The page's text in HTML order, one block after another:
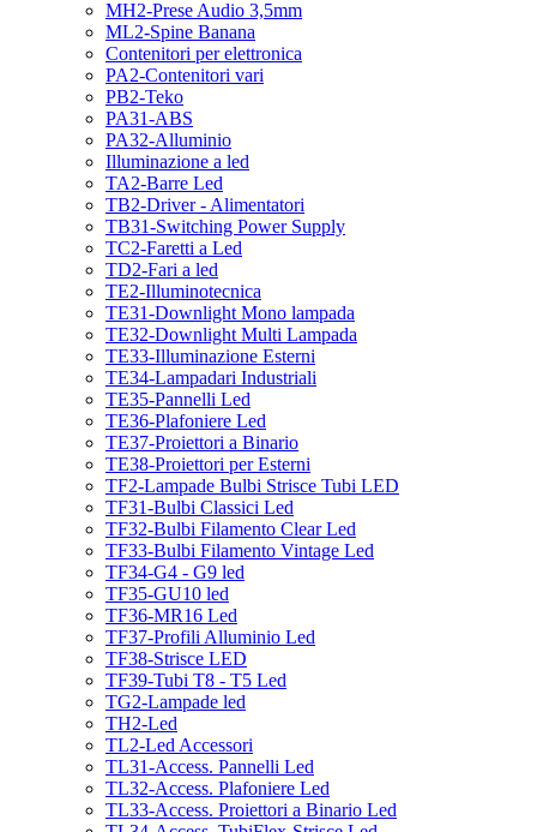
MH2-Prese Audio 3,5mm
ML2-Spine Banana
Contenitori per elettronica
PA2-Contenitori vari
PB2-Teko
PA31-ABS
PA32-Alluminio
Illuminazione a led
TA2-Barre Led
TB2-Driver - Alimentatori
TB31-Switching Power Supply
TC2-Faretti a Led
TD2-Fari a led
TE2-Illuminotecnica
TE31-Downlight Mono lampada
TE32-Downlight Multi Lampada
TE33-Illuminazione Esterni
TE34-Lampadari Industriali
TE35-Pannelli Led
TE36-Plafoniere Led
TE37-Proiettori a Binario
TE38-Proiettori per Esterni
TF2-Lampade Bulbi Strisce Tubi LED
TF31-Bulbi Classici Led
TF32-Bulbi Filamento Clear Led
TF33-Bulbi Filamento Vintage Led
TF34-G4 - G9 led
TF35-GU10 led
TF36-MR16 Led
TF37-Profili Alluminio Led
TF38-Strisce LED
TF39-Tubi T8 - T5 Led
TG2-Lampade led
TH2-Led
TL2-Led Accessori
TL31-Access. Pannelli Led
TL32-Access. Plafoniere Led
TL33-Access. Proiettori a Binario Led